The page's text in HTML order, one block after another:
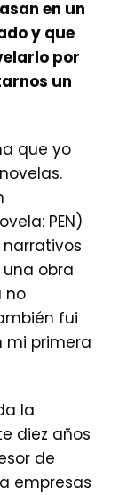
en un
y que
por
un
que yo
PEN)
obra
no
fui
mi primera
la
diez años
de
empresas